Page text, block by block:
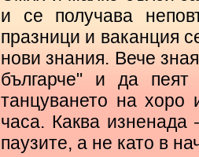
и се получава
празници и ваканция
нови знания. Вече
българче" и да
танцуването на хоро
часа. Каква изненада
паузите, а не като в